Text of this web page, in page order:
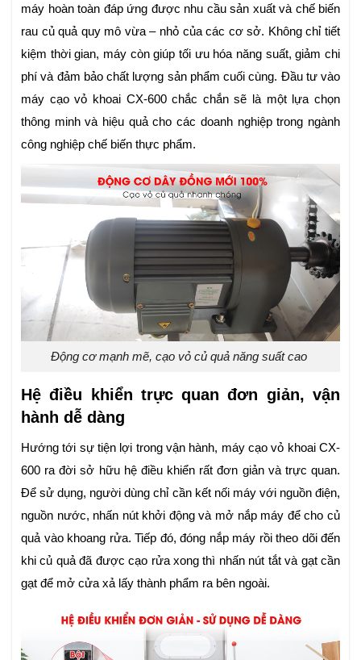
máy hoàn toàn đáp ứng được nhu cầu sản xuất và chế biến
rau củ quả quy mô vừa – nhỏ của các cơ sở. Không chỉ tiết
kiệm thời gian, máy còn giúp tối ưu hóa năng suất, giảm chi
phí và đảm bảo chất lượng sản phẩm cuối cùng. Đầu tư vào
máy cạo vỏ khoai CX-600 chắc chắn sẽ là một lựa chọn
thông minh và hiệu quả cho các doanh nghiệp trong ngành
công nghiệp chế biến thực phẩm.
Động cơ mạnh mẽ, cạo vỏ củ quả năng suất cao
Hệ điều khiển trực quan đơn giản, vận
hành dễ dàng
Hướng tới sự tiện lợi trong vận hành, máy cạo vỏ khoai CX-
600 ra đời sở hữu hệ điều khiển rất đơn giản và trực quan.
Để sử dụng, người dùng chỉ cần kết nối máy với nguồn điện,
nguồn nước, nhấn nút khởi động và mở nắp máy để cho củ
quả vào khoang rửa. Tiếp đó, đóng nắp máy rồi theo dõi đến
khi củ quả đã được cạo rửa xong thì nhấn nút tắt và gạt cần
gạt để mở cửa xả lấy thành phẩm ra bên ngoài.